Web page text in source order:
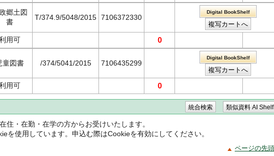
郷土図
書
T/374.9/5048/2015 7106372330
Digital BookShelf
用可 0
童図書 /374/5041/2015 7106435299
Digital BookShelf
用可 0
住・在勤・在学の方からお受けいたします。
を使用しています。申込む際はCookieを有効にしてください。
ページの先